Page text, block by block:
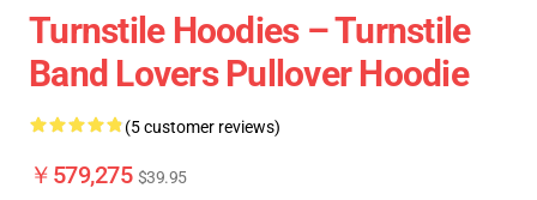
Turnstile Hoodies – Turnstile
Band Lovers Pullover Hoodie
(5 customer reviews)
￥579,275 $39.95